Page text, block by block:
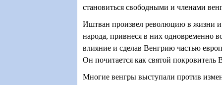
становиться свободными и членами
Иштван произвел революцию в жизни и
народа, привнеся в них одновременно
влияние и сделав Венгрию частью
Он почитается как святой покровитель
Многие венгры выступали против